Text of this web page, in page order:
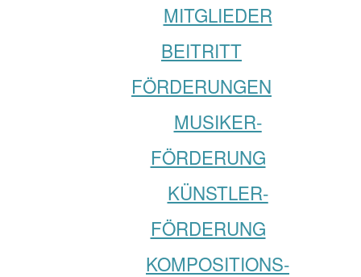
MITGLIEDER
BEITRITT
FÖRDERUNGEN
MUSIKER­­
FÖRDERUNG
KÜNSTLER­­
FÖRDERUNG
KOMPOSITIONS­